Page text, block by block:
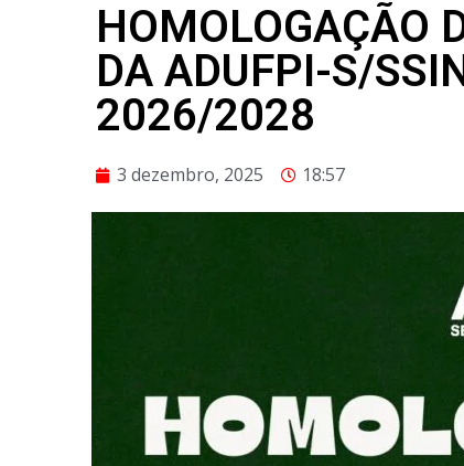
HOMOLOGAÇÃO
DA ADUFPI-S/
2026/2028
3 dezembro, 2025 18:57